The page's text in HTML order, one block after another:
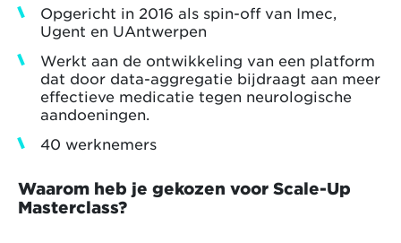
Opgericht in 2016 als spin-off van Imec,
Ugent en UAntwerpen
Werkt aan de ontwikkeling van een platform
dat door data-aggregatie bijdraagt aan meer
effectieve medicatie tegen neurologische
aandoeningen.
40 werknemers
Waarom heb je gekozen voor Scale-Up
Masterclass?